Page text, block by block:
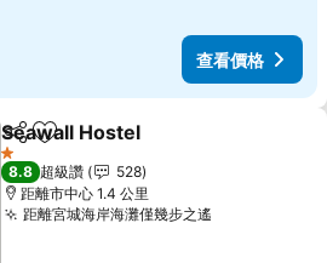
查看價格
分享 加入我的最愛
Seawall Hostel
1 星級
8.8 超級讚
528
距離市中心 1.4 公里
距離宮城海岸海灘僅幾步之遙